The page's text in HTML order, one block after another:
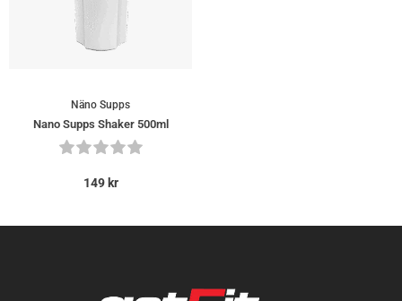
Näno Supps
Nano Supps Shaker 500ml
149 kr